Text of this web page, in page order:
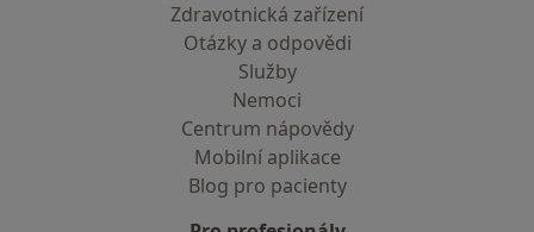
Zdravotnická zařízení
Otázky a odpovědi
Služby
Nemoci
Centrum nápovědy
Mobilní aplikace
Blog pro pacienty